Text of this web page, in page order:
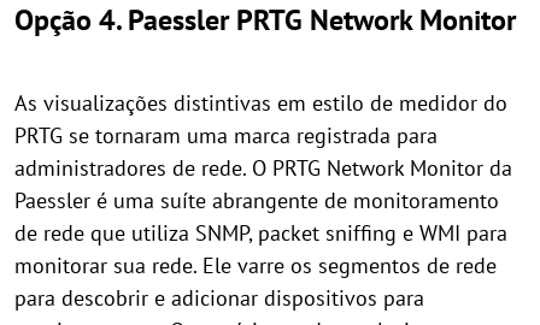
Opção 4. Paessler PRTG Network Monitor
As visualizações distintivas em estilo de medidor do
PRTG se tornaram uma marca registrada para
administradores de rede. O PRTG Network Monitor da
Paessler é uma suíte abrangente de monitoramento
de rede que utiliza SNMP, packet sniffing e WMI para
monitorar sua rede. Ele varre os segmentos de rede
para descobrir e adicionar dispositivos para